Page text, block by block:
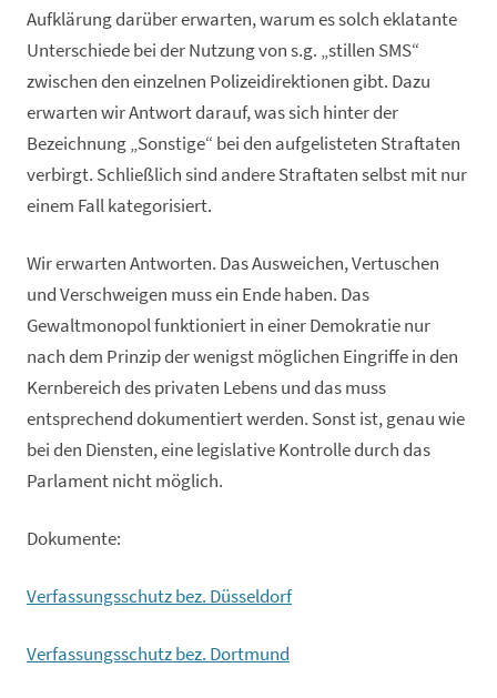
Aufklärung darüber erwarten, warum es solch eklatante
Unterschiede bei der Nutzung von s.g. „stillen SMS“
zwischen den einzelnen Polizeidirektionen gibt. Dazu
erwarten wir Antwort darauf, was sich hinter der
Bezeichnung „Sonstige“ bei den aufgelisteten Straftaten
verbirgt. Schließlich sind andere Straftaten selbst mit nur
einem Fall kategorisiert.
Wir erwarten Antworten. Das Ausweichen, Vertuschen
und Verschweigen muss ein Ende haben. Das
Gewaltmonopol funktioniert in einer Demokratie nur
nach dem Prinzip der wenigst möglichen Eingriffe in den
Kernbereich des privaten Lebens und das muss
entsprechend dokumentiert werden. Sonst ist, genau wie
bei den Diensten, eine legislative Kontrolle durch das
Parlament nicht möglich.
Dokumente:
Verfassungsschutz bez. Düsseldorf
Verfassungsschutz bez. Dortmund